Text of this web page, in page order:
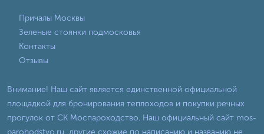
Причалы Москвы
Зеленые стоянки подмосковья
Контакты
Отзывы
Внимание! Наш сайт является единственной официальной
площадкой для бронирования теплоходов и покупки речных
прогулок от СК Моспароходство. Наш официальный сайт mos-